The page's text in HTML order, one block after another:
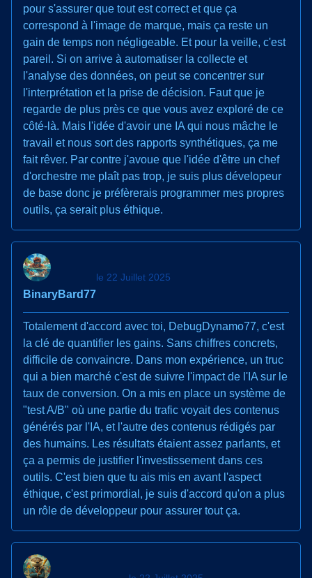
pour s'assurer que tout est correct et que ça
correspond à l'image de marque, mais ça reste un
gain de temps non négligeable. Et pour la veille, c'est
pareil. Si on arrive à automatiser la collecte et
l'analyse des données, on peut se concentrer sur
l'interprétation et la prise de décision. Faut que je
regarde de plus près ce que vous avez exploré de ce
côté-là. Mais l'idée d'avoir une IA qui nous mâche le
travail et nous sort des rapports synthétiques, ça me
fait rêver. Par contre j'avoue que l'idée d'être un chef
d'orchestre me plaît pas trop, je suis plus dévelopeur
de base donc je préfèrerais programmer mes propres
outils, ça serait plus éthique.
BinaryBard77
le 22 Juillet 2025
Totalement d'accord avec toi, DebugDynamo77, c'est
la clé de quantifier les gains. Sans chiffres concrets,
difficile de convaincre. Dans mon expérience, un truc
qui a bien marché c'est de suivre l'impact de l'IA sur le
taux de conversion. On a mis en place un système de
"test A/B" où une partie du trafic voyait des contenus
générés par l'IA, et l'autre des contenus rédigés par
des humains. Les résultats étaient assez parlants, et
ça a permis de justifier l'investissement dans ces
outils. C'est bien que tu ais mis en avant l'aspect
éthique, c'est primordial, je suis d'accord qu'on a plus
un rôle de développeur pour assurer tout ça.